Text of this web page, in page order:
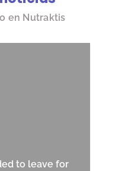
en Nutraktis
to leave for